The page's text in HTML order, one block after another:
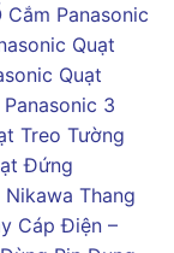
Cắm Panasonic
Quạt
Quạt
3
Treo Tường
Đứng
Nikawa Thang
Cáp Điện –